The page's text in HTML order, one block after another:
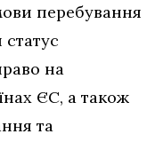
перебування
на
ЄС, а також
та